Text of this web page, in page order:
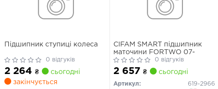
Підшипник ступиці колеса
0 відгуків
2 264 ₴
сьогодні
закінчується
CIFAM SMART підшипник
маточини FORTWO 07-
0 відгуків
2 657 ₴ сьогодні
Артикул:
619-2966